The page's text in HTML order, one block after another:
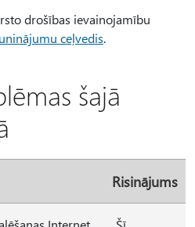
drošības ievainojamību
ceļvedis.
šajā
Risinājums